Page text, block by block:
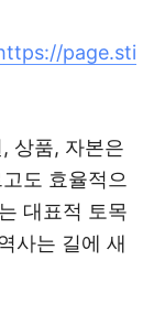
page.sti
상품, 자본은
도 효율적으
대표적 토목
사는 길에 새